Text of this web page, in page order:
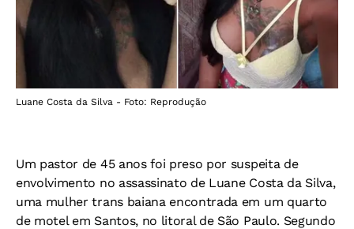
Luane Costa da Silva - Foto: Reprodução
Um pastor de 45 anos foi preso por suspeita de
envolvimento no assassinato de Luane Costa da Silva,
uma mulher trans baiana encontrada em um quarto
de motel em Santos, no litoral de São Paulo. Segundo